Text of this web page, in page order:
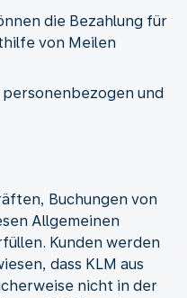
die Bezahlung für
von Meilen
und
Buchungen von
Allgemeinen
Kunden werden
dass KLM aus
nicht in der